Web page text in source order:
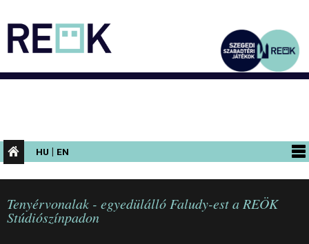
HU | EN
PROGRAMOK
KIÁLLÍTÁSOK
Tenyérvonalak - egyedülálló Faludy-est a REÖK
Stúdiószínpadon